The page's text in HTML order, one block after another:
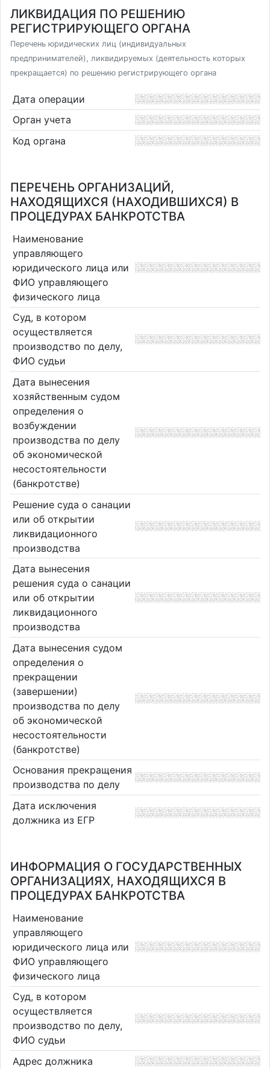
ЛИКВИДАЦИЯ ПО РЕШЕНИЮ
РЕГИСТРИРУЮЩЕГО ОРГАНА
Перечень юридических лиц (индивидуальных
предпринимателей), ликвидируемых (деятельность которых
прекращается) по решению регистрирующего органа
Дата операции
Орган учета
Код органа
ПЕРЕЧЕНЬ ОРГАНИЗАЦИЙ,
НАХОДЯЩИХСЯ (НАХОДИВШИХСЯ) В
ПРОЦЕДУРАХ БАНКРОТСТВА
Наименование
управляющего
юридического лица или
ФИО управляющего
физического лица
Суд, в котором
осуществляется
производство по делу,
ФИО судьи
Дата вынесения
хозяйственным судом
определения о
возбуждении
производства по делу
об экономической
несостоятельности
(банкротстве)
Решение суда о санации
или об открытии
ликвидационного
производства
Дата вынесения
решения суда о санации
или об открытии
ликвидационного
производства
Дата вынесения судом
определения о
прекращении
(завершении)
производства по делу
об экономической
несостоятельности
(банкротстве)
Основания прекращения
производства по делу
Дата исключения
должника из ЕГР
ИНФОРМАЦИЯ О ГОСУДАРСТВЕННЫХ
ОРГАНИЗАЦИЯХ, НАХОДЯЩИХСЯ В
ПРОЦЕДУРАХ БАНКРОТСТВА
Наименование
управляющего
юридического лица или
ФИО управляющего
физического лица
Суд, в котором
осуществляется
производство по делу,
ФИО судьи
Адрес должника